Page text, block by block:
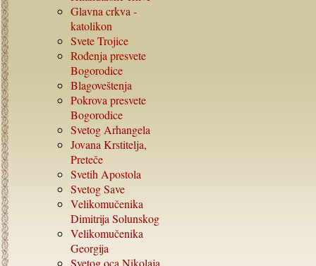
Glavna crkva -
katolikon
Svete Trojice
Rođenja presvete
Bogorodice
Blagoveštenja
Pokrova presvete
Bogorodice
Svetog Arhangela
Jovana Krstitelja,
Preteče
Svetih Apostola
Svetog Save
Velikomučenika
Dimitrija Solunskog
Velikomučenika
Georgija
Svetog oca Nikolaja